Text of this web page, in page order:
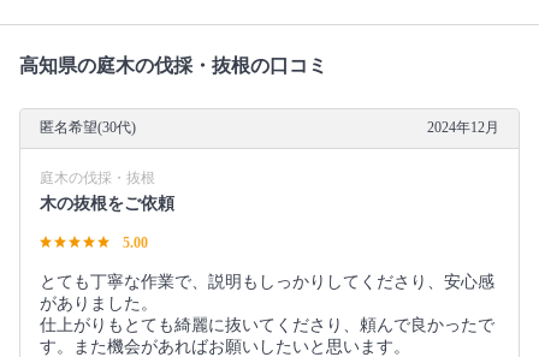
高知県の庭木の伐採・抜根の口コミ
匿名希望(30代) 2024年12月
庭木の伐採・抜根
木の抜根をご依頼
5.00
とても丁寧な作業で、説明もしっかりしてくださり、安心感
がありました。
仕上がりもとても綺麗に抜いてくださり、頼んで良かったで
す。また機会があればお願いしたいと思います。